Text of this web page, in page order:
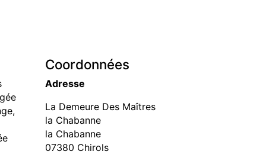
Coordonnées
Adresse
La Demeure Des Maîtres
la Chabanne
la Chabanne
07380 Chirols